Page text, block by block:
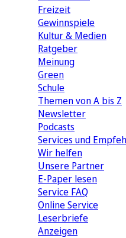
Freizeit
Gewinnspiele
Kultur & Medien
Ratgeber
Meinung
Green
Schule
Themen von A bis Z
Newsletter
Podcasts
Services und
Wir helfen
Unsere Partner
E-Paper lesen
Service FAQ
Online Service
Leserbriefe
Anzeigen